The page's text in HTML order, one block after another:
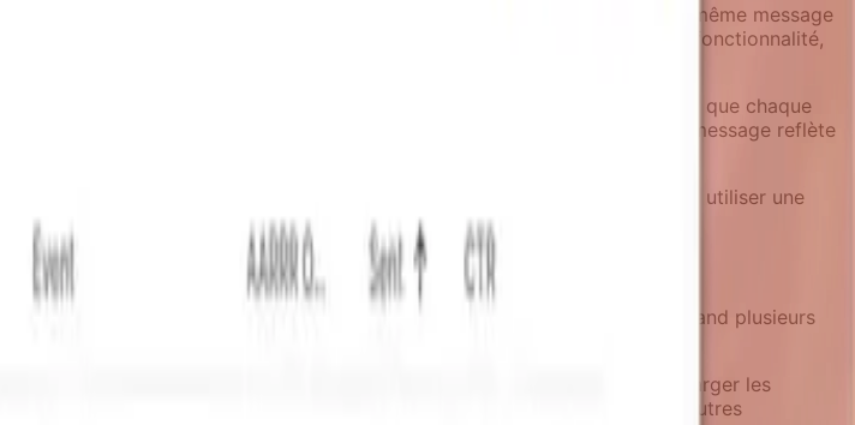
fonctionnalité principale. Une approche traditionnelle pourrait envoyer le même message
moment de l'exécution, certains utilisateurs pourraient avoir déjà activé la fonctionnalité,
conversation de support à propos de cette fonctionnalité exacte.
l'utilisateur, les détails du plan, et l'activité de support récente juste avant que chaque
de cette poussée spécifique reçoivent le message, et que le contenu du message reflète
tous les 5 messages d'une série de rétention, les campagnes peuvent utiliser une
prévenant les messages de suivi inutiles.
les séquences d'onboarding, et les annonces de fonctionnalités. Quand plusieurs
notifications qui peut accélérer l'attrition au lieu de la prévenir.
de la pression de notification peut aider les équipes à éviter de surcharger les
en isolation, les campagnes sont conçues avec une visibilité sur les autres